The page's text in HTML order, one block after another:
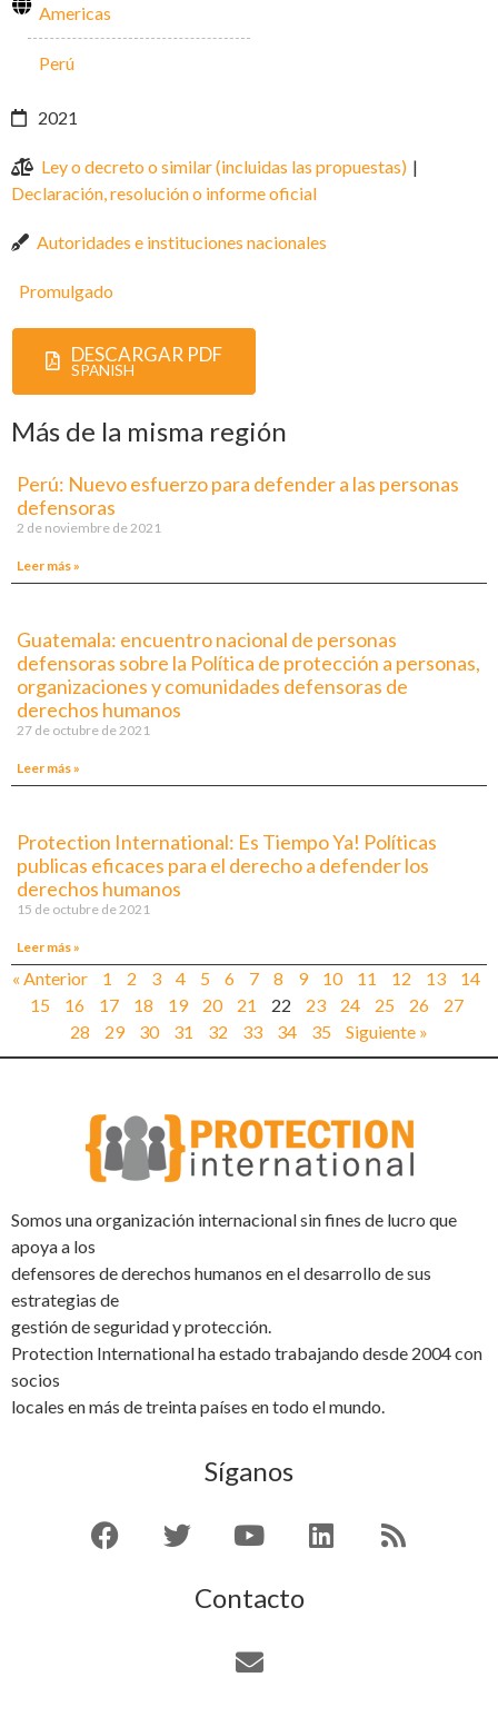
Americas
Perú
2021
Ley o decreto o similar (incluidas las propuestas) |
Declaración, resolución o informe oficial
Autoridades e instituciones nacionales
Promulgado
DESCARGAR PDF
SPANISH
Más de la misma región
Perú: Nuevo esfuerzo para defender a las personas
defensoras
2 de noviembre de 2021
Leer más »
Guatemala: encuentro nacional de personas
defensoras sobre la Política de protección a personas,
organizaciones y comunidades defensoras de
derechos humanos
27 de octubre de 2021
Leer más »
Protection International: Es Tiempo Ya! Políticas
publicas eficaces para el derecho a defender los
derechos humanos
15 de octubre de 2021
Leer más »
« Anterior 1 2 3 4 5 6 7 8 9 10 11 12 13
14
15
16 17 18 19 20 21 22 23 24 25 26
27
28
29 30 31 32 33 34 35 Siguiente »
Somos una organización internacional sin fines de lucro que
apoya a los
defensores de derechos humanos en el desarrollo de sus
estrategias de
gestión de seguridad y protección.
Protection International ha estado trabajando desde 2004 con
socios
locales en más de treinta países en todo el mundo.
Síganos
Contacto